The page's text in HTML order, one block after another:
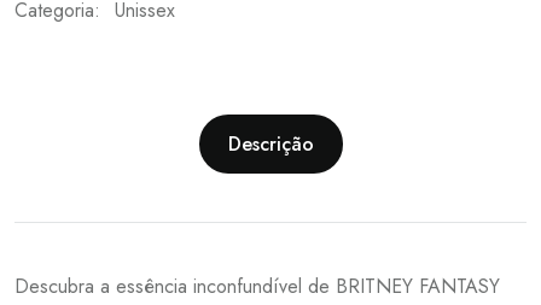
Categoria: Unissex
Descrição
Descubra a essência inconfundível de BRITNEY FANTASY